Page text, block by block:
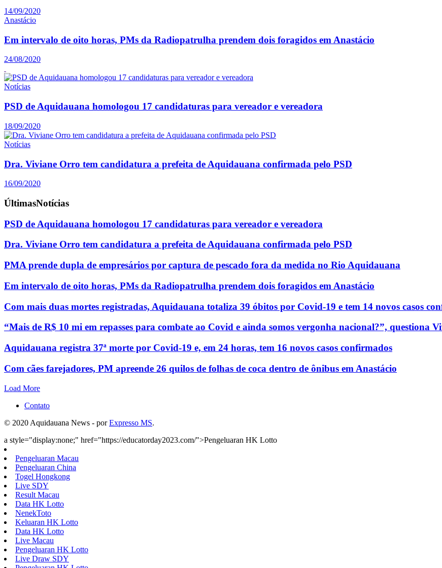
14/09/2020
Anastácio
Em intervalo de oito horas, PMs da Radiopatrulha prendem dois foragidos em Anastácio
24/08/2020
Notícias
PSD de Aquidauana homologou 17 candidaturas para vereador e vereadora
18/09/2020
Notícias
Dra. Viviane Orro tem candidatura a prefeita de Aquidauana confirmada pelo PSD
16/09/2020
ÚltimasNotícias
PSD de Aquidauana homologou 17 candidaturas para vereador e vereadora
Dra. Viviane Orro tem candidatura a prefeita de Aquidauana confirmada pelo PSD
PMA prende dupla de empresários por captura de pescado fora da medida no Rio Aquidauana
Em intervalo de oito horas, PMs da Radiopatrulha prendem dois foragidos em Anastácio
Com mais duas mortes registradas, Aquidauana totaliza 39 óbitos por Covid-19 e tem 14 novos casos
“Mais de R$ 10 mi em repasses para combate ao Covid e ainda somos vergonha nacional?”, questiona
Aquidauana registra 37ª morte por Covid-19 e, em 24 horas, tem 16 novos casos confirmados
Com cães farejadores, PM apreende 26 quilos de folhas de coca dentro de ônibus em Anastácio
Load More
Contato
© 2020 Aquidauana News - porExpresso MS.
a style="display:none;" href="https://educatorday2023.com/">Pengeluaran HK Lotto
Pengeluaran Macau
Pengeluaran China
Togel Hongkong
Live SDY
Result Macau
Data HK Lotto
NenekToto
Keluaran HK Lotto
Data HK Lotto
Live Macau
Pengeluaran HK Lotto
Live Draw SDY